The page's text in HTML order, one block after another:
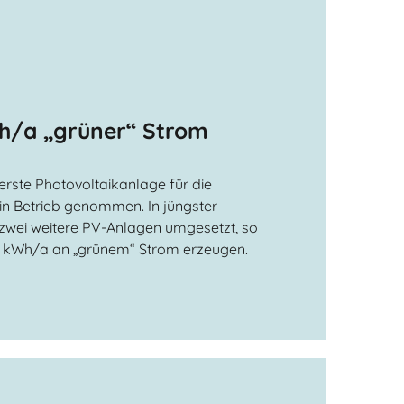
a „grüner“ Strom
Photovoltaikanlage für die
Betrieb genommen. In jüngster
weitere PV-Anlagen umgesetzt, so
a an „grünem“ Strom erzeugen.